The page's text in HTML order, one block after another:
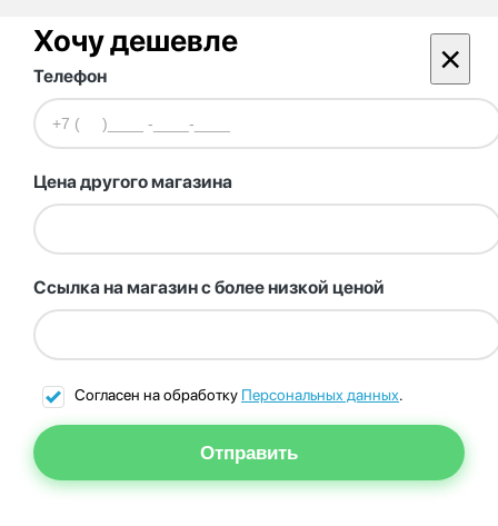
Хочу дешевле ×
Телефон
Цена другого магазина
Ссылка на магазин с более низкой ценой
Согласен на обработку Персональных данных.
Отправить